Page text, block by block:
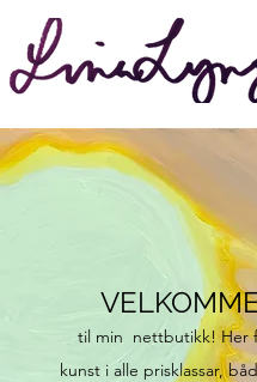
til min nettbutikk! Her
kunst i alle prisklassar,